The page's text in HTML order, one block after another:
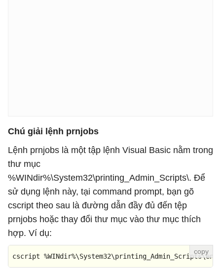
Chú giải lệnh prnjobs
Lệnh prnjobs là một tập lệnh Visual Basic nằm trong
thư mục
%WINdir%\System32\printing_Admin_Scripts\. Để
sử dụng lệnh này, tại command prompt, bạn gõ
cscript theo sau là đường dẫn đầy đủ đến tệp
prnjobs hoặc thay đổi thư mục vào thư mục thích
hợp. Ví dụ:
cscript %WINdir%\System32\printing_Admin_Scripts\en-